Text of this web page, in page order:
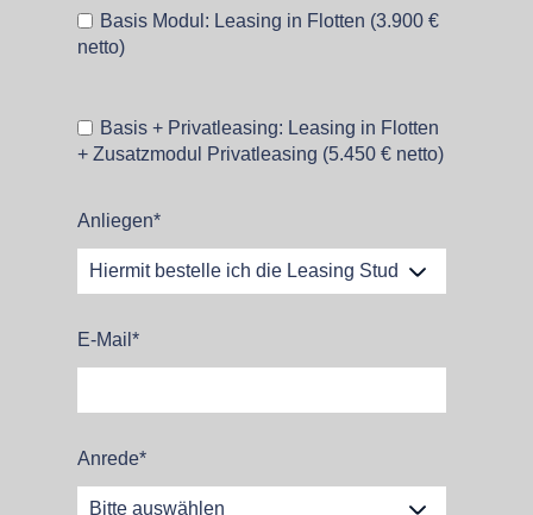
Basis Modul: Leasing in Flotten (3.900 €
netto)
Basis + Privatleasing: Leasing in Flotten
+ Zusatzmodul Privatleasing (5.450 € netto)
Anliegen*
E-Mail *
Anrede*